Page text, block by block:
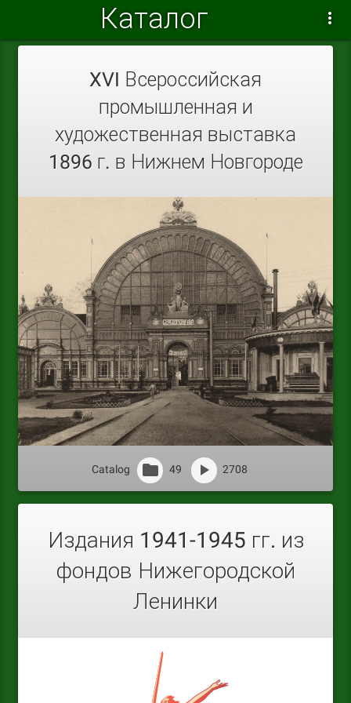
Каталог
XVI Всероссийская
промышленная и
художественная выставка
1896 г. в Нижнем Новгороде
Catalog 49 2708
Издания 1941-1945 гг. из
фондов Нижегородской
Ленинки